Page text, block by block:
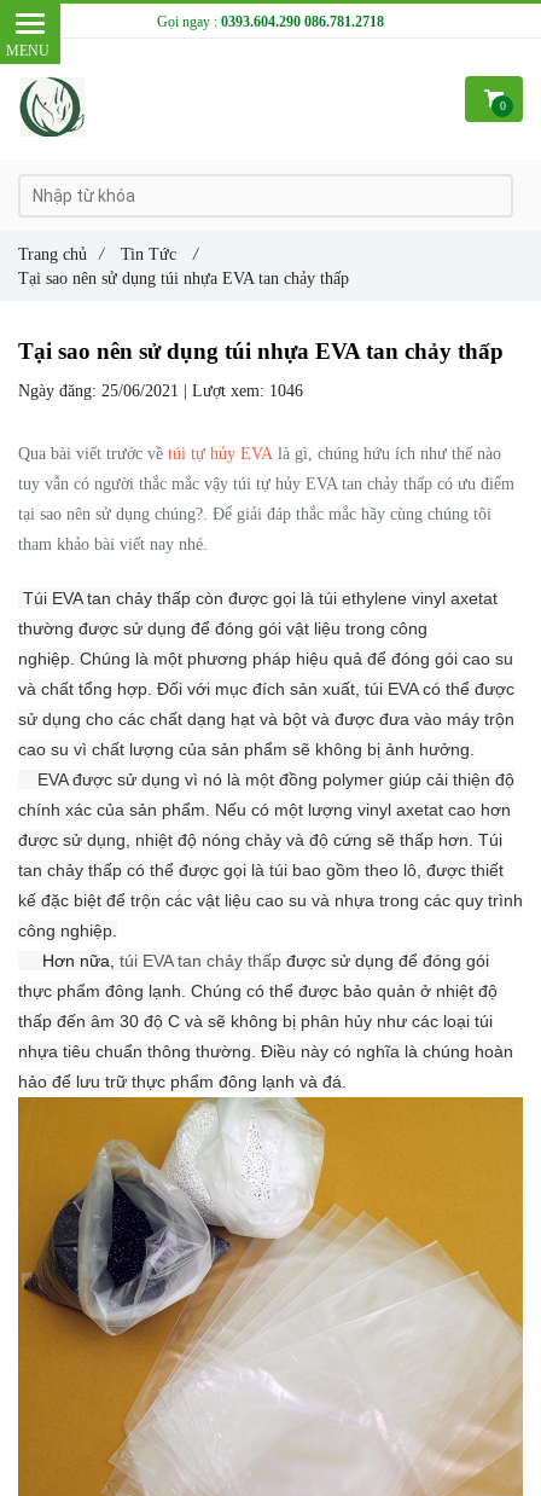
Tại sao nên sử dụng túi nhựa EVA tan chảy thấp
Ngày đăng: 25/06/2021 | Lượt xem: 1046
Qua bài viết trước về túi tự hủy EVA là gì, chúng hứu ích như thế nào
tuy vẫn có người thắc mắc vậy túi tự hủy EVA tan chảy thấp có ưu điểm
tại sao nên sử dụng chúng?. Để giải đáp thắc mắc hãy cùng chúng tôi
tham khảo bài viết nay nhé.
Túi EVA tan chảy thấp còn được gọi là túi ethylene vinyl axetat
thường được sử dụng để đóng gói vật liệu trong công
nghiệp. Chúng là một phương pháp hiệu quả để đóng gói cao su
và chất tổng hợp. Đối với mục đích sản xuất, túi EVA có thể được
sử dụng cho các chất dạng hạt và bột và được đưa vào máy trộn
cao su vì chất lượng của sản phẩm sẽ không bị ảnh hưởng.
EVA được sử dụng vì nó là một đồng polymer giúp cải thiện độ
chính xác của sản phẩm. Nếu có một lượng vinyl axetat cao hơn
được sử dụng, nhiệt độ nóng chảy và độ cứng sẽ thấp hơn. Túi
tan chảy thấp có thể được gọi là túi bao gồm theo lô, được thiết
kế đặc biệt để trộn các vật liệu cao su và nhựa trong các quy trình
công nghiệp.
Hơn nữa, túi EVA tan chảy thấp được sử dụng để đóng gói
thực phẩm đông lạnh. Chúng có thể được bảo quản ở nhiệt độ
thấp đến âm 30 độ C và sẽ không bị phân hủy như các loại túi
nhựa tiêu chuẩn thông thường. Điều này có nghĩa là chúng hoàn
hảo để lưu trữ thực phẩm đông lạnh và đá.
Trang chủ / Tin Tức
/
Tại sao nên sử dụng túi nhựa EVA tan chảy thấp
Gọi ngay : 0393.604.290 086.781.2718
0